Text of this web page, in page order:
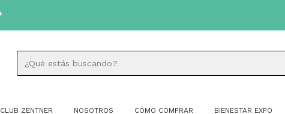
CLUB ZENTNER NOSOTROS CÓMO COMPRAR BIENESTAR EXPO